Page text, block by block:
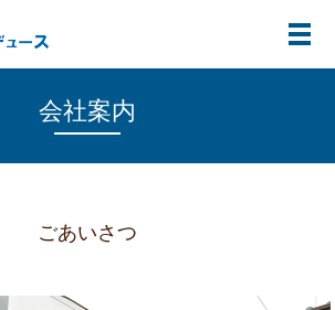
会社案内
ごあいさつ